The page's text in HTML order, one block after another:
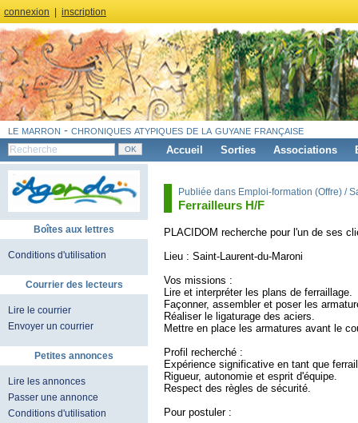
connexion inscription
le marron - chroniques atypiques de la guyane française
Accueil Sorties Associations
Boîtes aux lettres
Conditions d'utilisation
Courrier des lecteurs
Lire le courrier
Envoyer un courrier
Petites annonces
Lire les annonces
Passer une annonce
Conditions d'utilisation
Publiée dans Emploi-formation (Offre) /
Ferrailleurs H/F
PLACIDOM recherche pour l'un de ses
Lieu : Saint-Laurent-du-Maroni
Vos missions :
Lire et interpréter les plans de ferraillage.
Façonner, assembler et poser les
Réaliser le ligaturage des aciers.
Mettre en place les armatures avant le
Profil recherché :
Expérience significative en tant que
Rigueur, autonomie et esprit d'équipe.
Respect des règles de sécurité.
Pour postuler :